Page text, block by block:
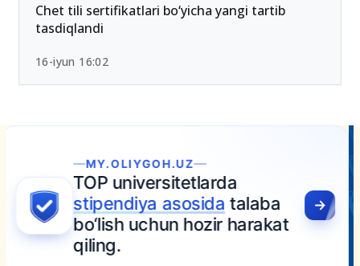
Chet tili sertifikatlari bo‘yicha yangi tartib
tasdiqlandi
16-iyun 16:02